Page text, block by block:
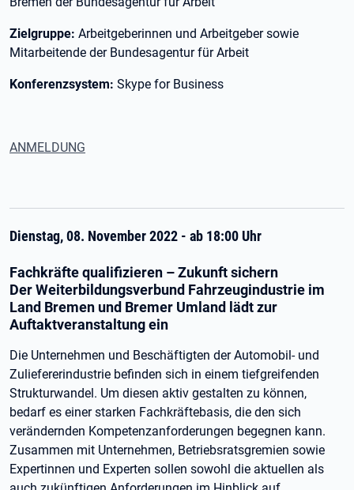
Zielgruppe: Arbeitgeberinnen und Arbeitgeber sowie
Mitarbeitende der Bundesagentur für Arbeit
Konferenzsystem: Skype for Business
ANMELDUNG
Dienstag, 08. November 2022 - ab 18:00 Uhr
Fachkräfte qualifizieren – Zukunft sichern
Der Weiterbildungsverbund Fahrzeugindustrie im
Land Bremen und Bremer Umland lädt zur
Auftaktveranstaltung ein
Die Unternehmen und Beschäftigten der Automobil- und
Zuliefererindustrie befinden sich in einem tiefgreifenden
Strukturwandel. Um diesen aktiv gestalten zu können,
bedarf es einer starken Fachkräftebasis, die den sich
verändernden Kompetenzanforderungen begegnen kann.
Zusammen mit Unternehmen, Betriebsratsgremien sowie
Expertinnen und Experten sollen sowohl die aktuellen als